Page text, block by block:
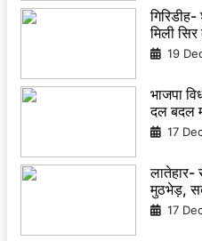
मिली
19
भाजपा
दल बदल
17
मुठभेड़,
17